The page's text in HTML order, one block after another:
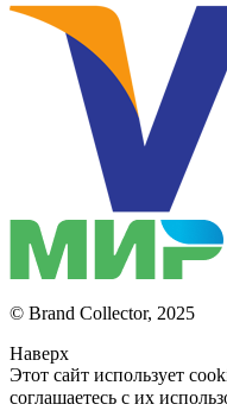
© Brand Collector, 2025
Наверх
Этот сайт использует
соглашаетесь с их